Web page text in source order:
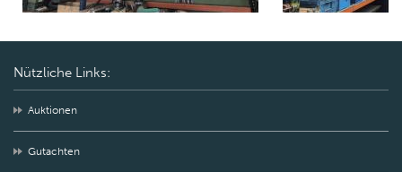
Nützliche Links:
Auktionen
Gutachten